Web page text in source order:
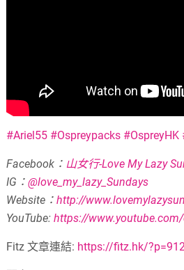
#Ariel55 #Ospreypacks #OspreyHK
Facebook： 山女行-Love My Lazy
IG：@love_my_lazy_Sundays
Website：http://
YouTube:https://
Fitz 文章連結: https://fitz.hk/